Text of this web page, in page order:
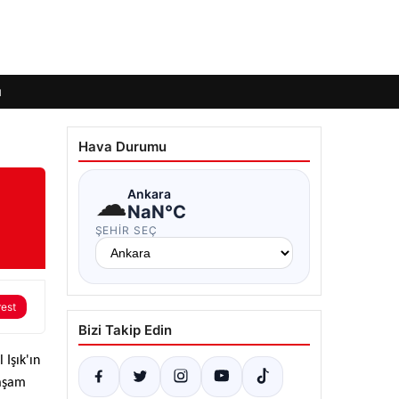
Hava Durumu
☁Ankara
NaN°C
ŞEHIR SEÇ
Bizi Takip Edin